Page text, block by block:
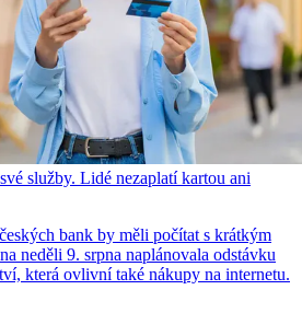
služby. Lidé nezaplatí kartou ani
bank by měli počítat s krátkým
neděli 9. srpna naplánovala odstávku
která ovlivní také nákupy na internetu.